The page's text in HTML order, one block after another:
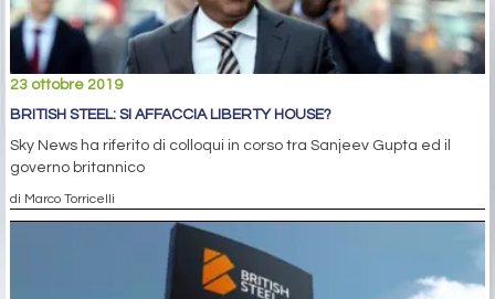
23 ottobre 2019
BRITISH STEEL: SI AFFACCIA LIBERTY HOUSE?
Sky News ha riferito di colloqui in corso tra Sanjeev Gupta ed il
governo britannico
di Marco Torricelli